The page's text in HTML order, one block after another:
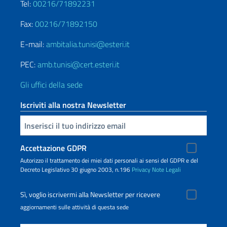
Tel:00216/71892231
Fax:00216/71892150
E-mail:ambitalia.tunisi@esteri.it
PEC:amb.tunisi@cert.esteri.it
Gli uffici della sede
Iscriviti alla nostra Newsletter
Inserisci la tua email
Accettazione GDPR
Autorizzo il trattamento dei miei dati personali ai sensi del GDPR e del
Decreto Legislativo 30 giugno 2003, n.196 Privacy Note Legali
Sì, voglio iscrivermi alla Newsletter per ricevere
aggiornamenti sulle attività di questa sede